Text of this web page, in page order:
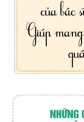
của
Giúp